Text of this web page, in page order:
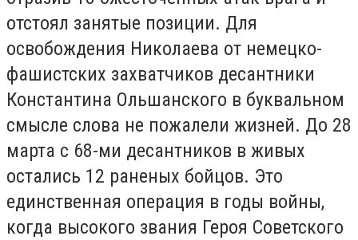
отстоял занятые позиции. Для
освобождения Николаева от немецко-
фашистских захватчиков десантники
Константина Ольшанского в буквальном
смысле слова не пожалели жизней. До 28
марта с 68-ми десантников в живых
остались 12 раненых бойцов. Это
единственная операция в годы войны,
когда высокого звания Героя Советского